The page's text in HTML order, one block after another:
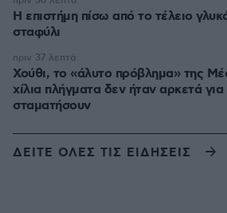
Η επιστήμη πίσω από το τέλειο
σταφύλι
Χούθι, το «άλυτο πρόβλημα» της
χίλια πλήγματα δεν ήταν αρκετά
σταματήσουν
πριν 37 λεπτά
ΔΕΙΤΕ ΟΛΕΣ ΤΙΣ ΕΙΔΗΣΕΙΣ